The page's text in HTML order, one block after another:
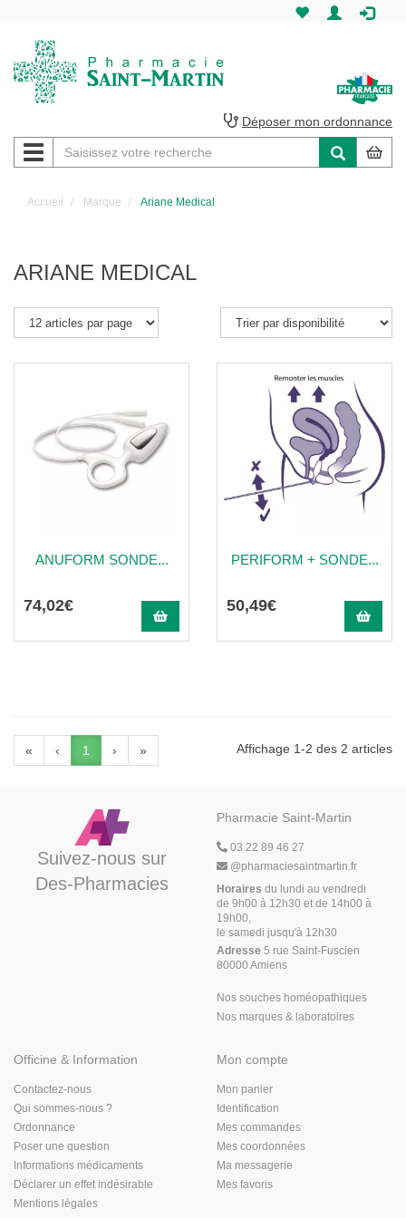
Martin
Pharmacie
Déposer mon ordonnance
Navigation
Accueil Marque Ariane Medical
ARIANE MEDICAL
ANUFORM SONDE...
74,02€
PERIFORM + SONDE...
50,49€
« ‹ 1 › » Affichage 1-2 des 2 articles
Suivez-nous sur
Des-Pharmacies
Pharmacie Saint-Martin
03 22 89 46 27
@pharmaciesaintmartin.fr
Horaires du lundi au vendredi
de 9h00 à 12h30 et de 14h00 à
19h00,
le samedi jusqu'à 12h30
Adresse 5 rue Saint-Fuscien
80000 Amiens
Nos souches homéopathiques
Nos marques & laboratoires
Officine & Information
Contactez-nous
Qui sommes-nous ?
Ordonnance
Poser une question
Informations médicaments
Déclarer un effet indésirable
Mentions légales
Mon compte
Mon panier
Identification
Mes commandes
Mes coordonnées
Ma messagerie
Mes favoris